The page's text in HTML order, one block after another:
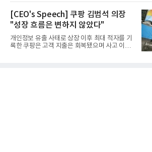
[CEO's Speech] 쿠팡 김범석 의장
"성장 흐름은 변하지 않았다"
개인정보 유출 사태로 상장 이후 최대 적자를 기
록한 쿠팡은 고객 지출은 회복됐으며 사고 이전